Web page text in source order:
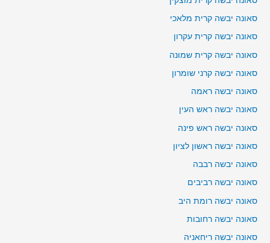
סאונה יבשה קרית מלאכי
סאונה יבשה קרית עקרון
סאונה יבשה קרית שמונה
סאונה יבשה קרני שומרון
סאונה יבשה ראמה
סאונה יבשה ראש העין
סאונה יבשה ראש פינה
סאונה יבשה ראשון לציון
סאונה יבשה רבבה
סאונה יבשה רביבים
סאונה יבשה רומת היב
סאונה יבשה רחובות
סאונה יבשה ריחאניה